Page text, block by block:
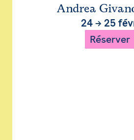
Andrea
24→ 25
Réserver